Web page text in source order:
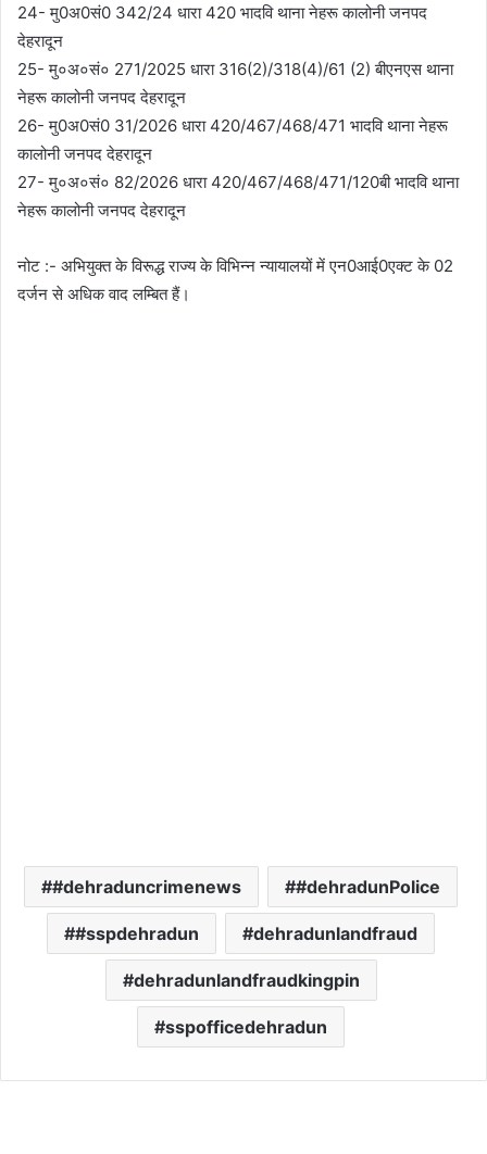
24- मु0अ0सं0 342/24 धारा 420 भादवि थाना नेहरू कालोनी जनपद
देहरादून
25- मु०अ०सं० 271/2025 धारा 316(2)/318(4)/61 (2) बीएनएस थाना
नेहरू कालोनी जनपद देहरादून
26- मु0अ0सं0 31/2026 धारा 420/467/468/471 भादवि थाना नेहरू
कालोनी जनपद देहरादून
27- मु०अ०सं० 82/2026 धारा 420/467/468/471/120बी भादवि थाना
नेहरू कालोनी जनपद देहरादून
नोट :- अभियुक्त के विरूद्ध राज्य के विभिन्न न्यायालयों में एन0आई0एक्ट के 02
दर्जन से अधिक वाद लम्बित हैं।
#dehraduncrimenews #dehradunPolice
#sspdehradun dehradunlandfraud
dehradunlandfraudkingpin
sspofficedehradun